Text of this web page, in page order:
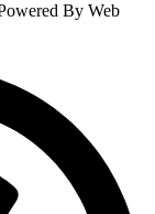
By Web